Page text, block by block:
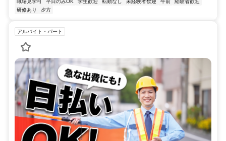
職場見学可 平日のみOK 学生歓迎 転勤なし 未経験者歓迎 午前
経験者歓迎
研修あり
夕方
アルバイト・パート